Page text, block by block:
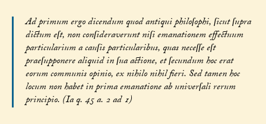
Ad primum ergo dicendum quod antiqui philoſophi, ſicut ſupra
dictum eſt, non conſideraverunt niſi emanationem effectuum
particularium a cauſis particularibus, quas neceſſe eſt
praeſupponere aliquid in ſua actione, et ſecundum hoc erat
eorum communis opinio, ex nihilo nihil fieri. Sed tamen hoc
locum non habet in prima emanatione ab univerſali rerum
principio. (Ia q. 45 a. 2 ad 1)